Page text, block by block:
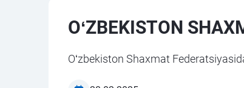
OʻZBEKISTON
Oʻzbekiston Shaxmat